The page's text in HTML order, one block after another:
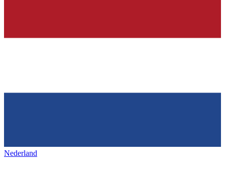
Nederland